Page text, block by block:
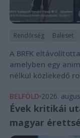
Rendőrség Baleset
A BRFK
amelyben egy
nélkül közlekedő
BELFÖLD 2026.
Évek kritikái
magyar